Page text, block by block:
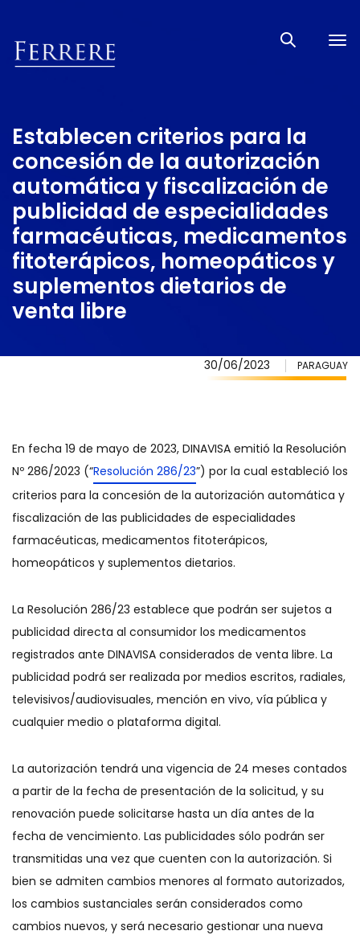
Establecen criterios para la
concesión de la autorización
automática y fiscalización de
publicidad de especialidades
farmacéuticas, medicamentos
fitoterápicos, homeopáticos y
suplementos dietarios de
venta libre
30/06/2023 PARAGUAY
En fecha 19 de mayo de 2023, DINAVISA emitió la Resolución
Nº 286/2023 (“Resolución 286/23”) por la cual estableció los
criterios para la concesión de la autorización automática y
fiscalización de las publicidades de especialidades
farmacéuticas, medicamentos fitoterápicos,
homeopáticos y suplementos dietarios.
La Resolución 286/23 establece que podrán ser sujetos a
publicidad directa al consumidor los medicamentos
registrados ante DINAVISA considerados de venta libre. La
publicidad podrá ser realizada por medios escritos, radiales,
televisivos/audiovisuales, mención en vivo, vía pública y
cualquier medio o plataforma digital.
La autorización tendrá una vigencia de 24 meses contados
a partir de la fecha de presentación de la solicitud, y su
renovación puede solicitarse hasta un día antes de la
fecha de vencimiento. Las publicidades sólo podrán ser
transmitidas una vez que cuenten con la autorización. Si
bien se admiten cambios menores al formato autorizados,
los cambios sustanciales serán considerados como
cambios nuevos, y será necesario gestionar una nueva